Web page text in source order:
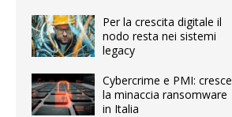
Per la crescita digitale il
nodo resta nei sistemi
legacy
Cybercrime e PMI: cresce
la minaccia ransomware
in Italia